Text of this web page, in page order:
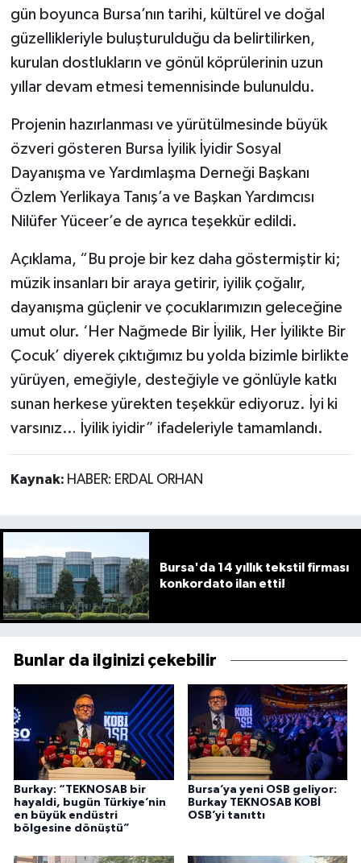
gün boyunca Bursa’nın tarihi, kültürel ve doğal
güzellikleriyle buluşturulduğu da belirtilirken,
kurulan dostlukların ve gönül köprülerinin uzun
yıllar devam etmesi temennisinde bulunuldu.
Projenin hazırlanması ve yürütülmesinde büyük
özveri gösteren Bursa İyilik İyidir Sosyal
Dayanışma ve Yardımlaşma Derneği Başkanı
Özlem Yerlikaya Tanış’a ve Başkan Yardımcısı
Nilüfer Yüceer’e de ayrıca teşekkür edildi.
Açıklama, “Bu proje bir kez daha göstermiştir ki;
müzik insanları bir araya getirir, iyilik çoğalır,
dayanışma güçlenir ve çocuklarımızın geleceğine
umut olur. ‘Her Nağmede Bir İyilik, Her İyilikte Bir
Çocuk’ diyerek çıktığımız bu yolda bizimle birlikte
yürüyen, emeğiyle, desteğiyle ve gönlüyle katkı
sunan herkese yürekten teşekkür ediyoruz. İyi ki
varsınız… İyilik iyidir” ifadeleriyle tamamlandı.
Kaynak: HABER: ERDAL ORHAN
Bursa'da 14 yıllık tekstil firması
konkordato ilan etti!
Bunlar da ilginizi çekebilir
Burkay: “TEKNOSAB bir
hayaldi, bugün Türkiye’nin
en büyük endüstri
bölgesine dönüştü”
Bursa’ya yeni OSB geliyor:
Burkay TEKNOSAB KOBİ
OSB’yi tanıttı